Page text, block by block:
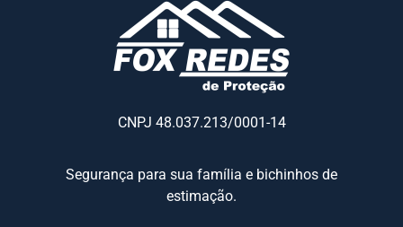
CNPJ 48.037.213/0001-14
Segurança para sua família e bichinhos de
estimação.